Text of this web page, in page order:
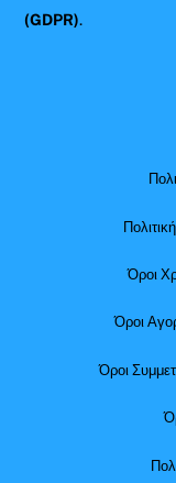
(GDPR).
Όροι
Όροι
Όροι